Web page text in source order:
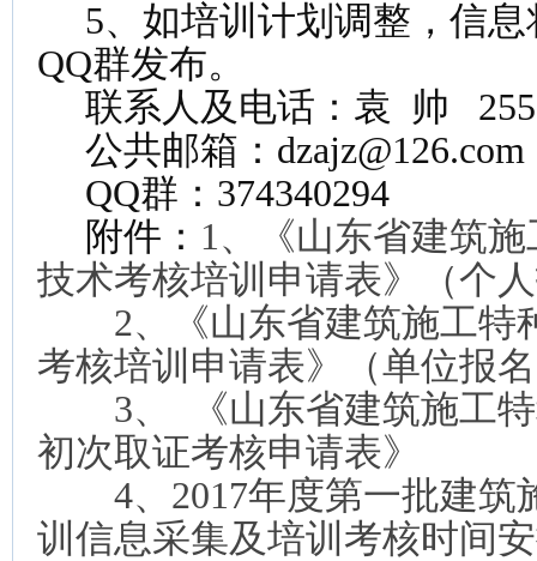
5、如培训计划调整，信息
QQ群发布。
联系人及电话：袁 帅
公共邮箱：dzajz@126.com
QQ群：374340294
附件： 1、《山东省建筑
技术考核培训申请表》（个
2、《山东省建筑施工特
考核培训申请表》（单位报
3、 《山东省建筑施工特
初次取证考核申请表》
4、2017年度第一批建筑
训信息采集及培训考核时间